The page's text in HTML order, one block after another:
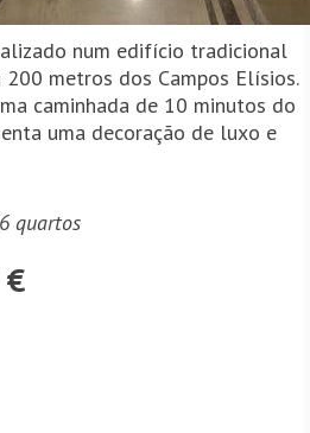
num edifício tradicional
metros dos Campos Elísios.
caminhada de 10 minutos do
uma decoração de luxo e
quartos